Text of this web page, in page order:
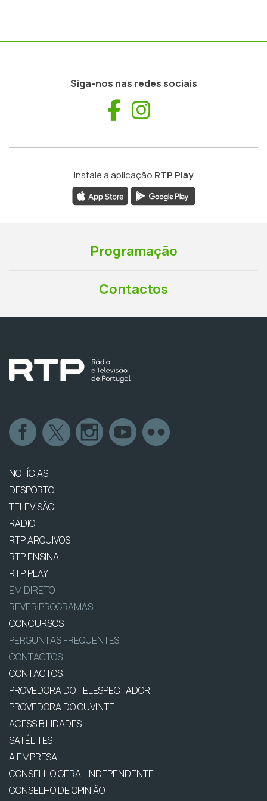
Siga-nos nas redes sociais
Facebook
Instale a aplicação RTP Play
Programação
Contactos
NOTÍCIAS
DESPORTO
TELEVISÃO
RÁDIO
RTP ARQUIVOS
RTP ENSINA
RTP PLAY
EM DIRETO
REVER PROGRAMAS
CONCURSOS
PERGUNTAS FREQUENTES
CONTACTOS
CONTACTOS
PROVEDORA DO TELESPECTADOR
PROVEDORA DO OUVINTE
ACESSIBILIDADES
SATÉLITES
A EMPRESA
CONSELHO GERAL INDEPENDENTE
CONSELHO DE OPINIÃO